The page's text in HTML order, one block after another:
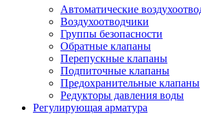
Автоматические
Воздухоотводчики
Группы безопасности
Обратные клапаны
Перепускные клапаны
Подпиточные клапаны
Предохранительные клапаны
Редукторы давления воды
Регулирующая арматура